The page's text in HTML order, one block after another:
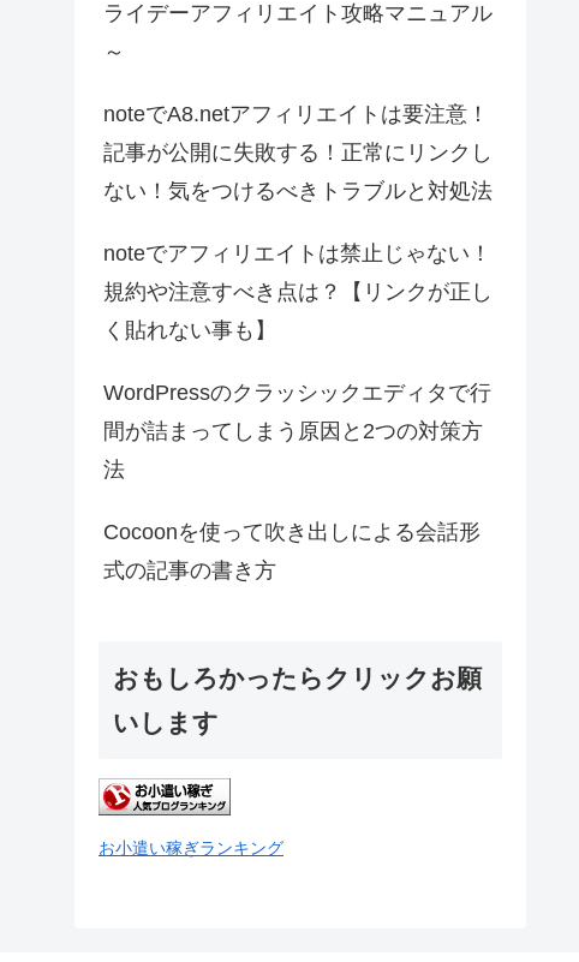
ライデーアフィリエイト攻略マニュアル
～
noteでA8.netアフィリエイトは要注意！
記事が公開に失敗する！正常にリンクし
ない！気をつけるべきトラブルと対処法
noteでアフィリエイトは禁止じゃない！
規約や注意すべき点は？【リンクが正し
く貼れない事も】
WordPressのクラッシックエディタで行
間が詰まってしまう原因と2つの対策方
法
Cocoonを使って吹き出しによる会話形
式の記事の書き方
おもしろかったらクリックお願
いします
お小遣い稼ぎランキング